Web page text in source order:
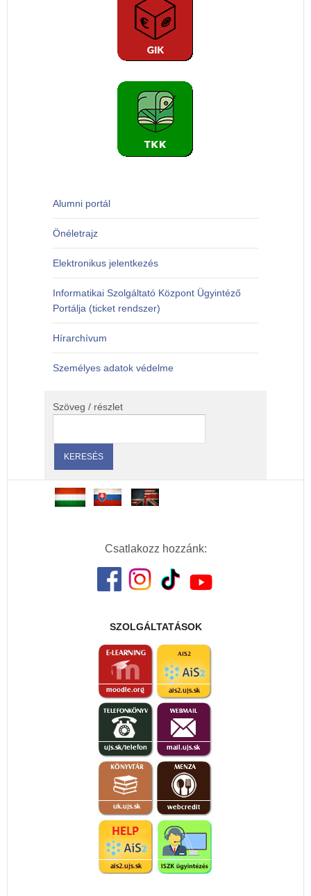
Alumni portál
Önéletrajz
Elektronikus jelentkezés
Informatikai Szolgáltató Központ Ügyintéző
Portálja (ticket rendszer)
Hírarchívum
Személyes adatok védelme
Szöveg / részlet
Csatlakozz hozzánk:
SZOLGÁLTATÁSOK